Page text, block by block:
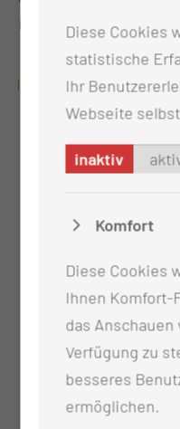
Bemühungen.
ZIELE DES
Versorgung von
durch ein
Vorsorge,
Abstimmung
räumlich und
Patienten
Förderung von
in Form von
Kontinuierliche
Diese Cookies
statistische
Ihr
Webseite
inaktiv
Komfort
Diese Cookies
Ihnen Komfort-
das Anschauen
Verfügung zu
besseres
ermöglichen.